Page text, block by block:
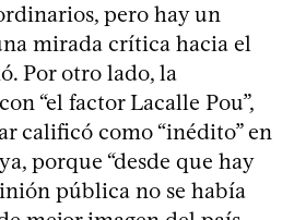
pero hay un
mirada crítica hacia el
Por otro lado, la
“el factor Lacalle Pou”,
calificó como “inédito” en
porque “desde que hay
pública no se había